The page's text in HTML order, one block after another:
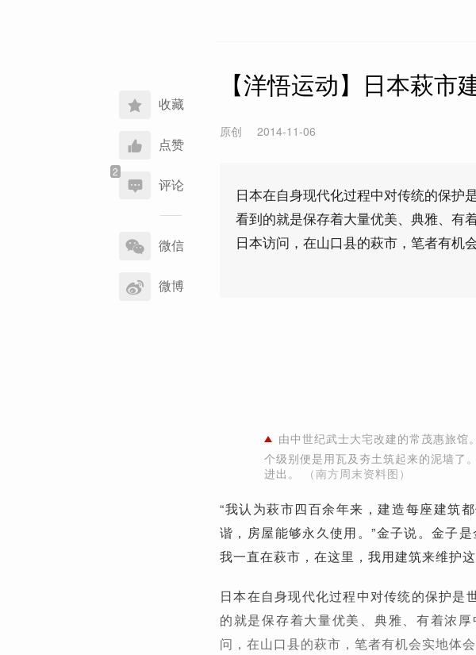
收藏
点赞
评论
享
到
微信
微博
【洋悟运动】日本萩
原创 2014-11-06
日本在自身现代化过程中对传统的保护
看到的就是保存着大量优美、典雅、有
日本访问，在山口县的萩市，笔者有机
由中世纪武士大宅改建的常茂惠旅馆
个级别便是用瓦及夯土筑起来的泥墙了
进出。
（南方周末资料图）
“我认为萩市四百余年来，建造每座建筑
谐，房屋能够永久使用。”金子说。金子
我一直在萩市，在这里，我用建筑来维护这
日本在自身现代化过程中对传统的保护是
的就是保存着大量优美、典雅、有着浓
问，在山口县的萩市，笔者有机会实地体